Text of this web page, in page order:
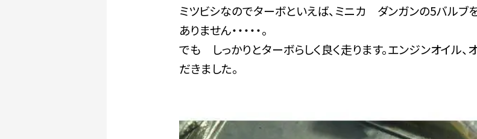
ミツビシなのでターボといえば、ミニカ ダンガンの5バルブ
ありません・・・・・。
でも しっかりとターボらしく良く走ります。エンジンオイル
だきました。